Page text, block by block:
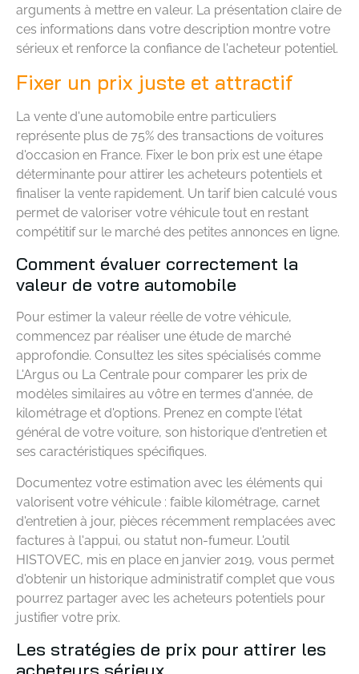
arguments à mettre en valeur. La présentation claire de
ces informations dans votre description montre votre
sérieux et renforce la confiance de l'acheteur potentiel.
Fixer un prix juste et attractif
La vente d'une automobile entre particuliers
représente plus de 75% des transactions de voitures
d'occasion en France. Fixer le bon prix est une étape
déterminante pour attirer les acheteurs potentiels et
finaliser la vente rapidement. Un tarif bien calculé vous
permet de valoriser votre véhicule tout en restant
compétitif sur le marché des petites annonces en ligne.
Comment évaluer correctement la
valeur de votre automobile
Pour estimer la valeur réelle de votre véhicule,
commencez par réaliser une étude de marché
approfondie. Consultez les sites spécialisés comme
L'Argus ou La Centrale pour comparer les prix de
modèles similaires au vôtre en termes d'année, de
kilométrage et d'options. Prenez en compte l'état
général de votre voiture, son historique d'entretien et
ses caractéristiques spécifiques.
Documentez votre estimation avec les éléments qui
valorisent votre véhicule : faible kilométrage, carnet
d'entretien à jour, pièces récemment remplacées avec
factures à l'appui, ou statut non-fumeur. L'outil
HISTOVEC, mis en place en janvier 2019, vous permet
d'obtenir un historique administratif complet que vous
pourrez partager avec les acheteurs potentiels pour
justifier votre prix.
Les stratégies de prix pour attirer les